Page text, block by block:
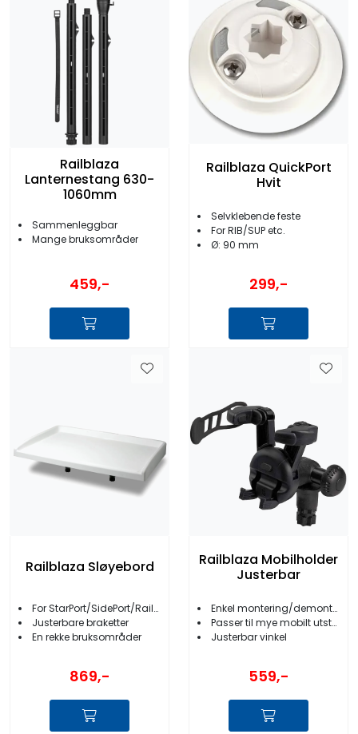
Railblaza
Lanternestang 630-
1060mm
Sammenleggbar
Mange bruksområder
459,-
Railblaza QuickPort
Hvit
Selvklebende feste
For RIB/SUP etc.
Ø: 90 mm
299,-
Railblaza Sløyebord
For StarPort/SidePort/RailMount
Justerbare braketter
En rekke bruksområder
869,-
Railblaza Mobilholder
Justerbar
Enkel montering/demontering
Passer til mye mobilt utstyr
Justerbar vinkel
559,-